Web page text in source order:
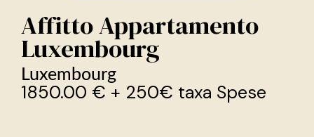
Affitto Appartamento
Luxembourg
Luxembourg
1850.00 € + 250€ taxa Spese